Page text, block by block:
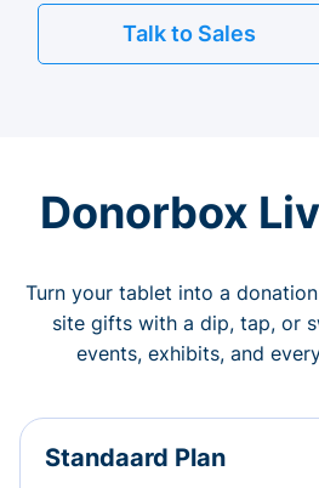
Talk to Sales
Donorbox
Turn your tablet into a
site gifts with a dip, tap, or
events, exhibits, and
Standaard Plan